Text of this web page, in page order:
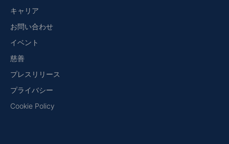
キャリア
お問い合わせ
イベント
慈善
プレスリリース
プライバシー
Cookie Policy